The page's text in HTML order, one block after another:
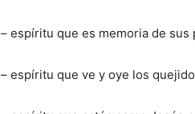
– espíritu que es memoria de sus
– espíritu que ve y oye los